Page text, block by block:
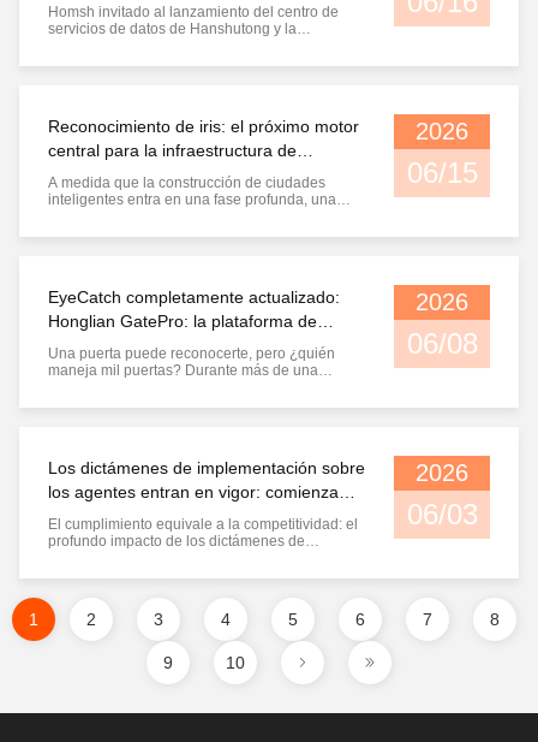
Homsh invitado al lanzamiento del centro de
servicios de datos de Hanshutong y la
datos Construyendo una base sólida para la
Reconocimiento de iris: el próximo motor
central para la infraestructura de
seguridad de ciudades inteligentes
A medida que la construcción de ciudades
inteligentes entra en una fase profunda, una
clara: ¿quién protegerá los límites de identidad
2026
06/15
EyeCatch completamente actualizado:
Honglian GatePro: la plataforma de
control de acceso para todos los
dominios reinventada, de exclusiva a
Una puerta puede reconocerte, pero ¿quién
maneja mil puertas? Durante más de una
encima de todas las demás: permitir que las
2026
06/08
Los dictámenes de implementación sobre
los agentes entran en vigor: comienza
oficialmente la era de cumplimiento de
los productos biométricos y de IA
El cumplimiento equivale a la competitividad: el
profundo impacto de los dictámenes de
de IA + biométrica I. Un documento, dos señales
Ciberespacio de China (CAC), la Comisión
Nacional de Desarrollo y Reforma ...
2026
06/03
1 2 3 4 5 6 7 8
9 10